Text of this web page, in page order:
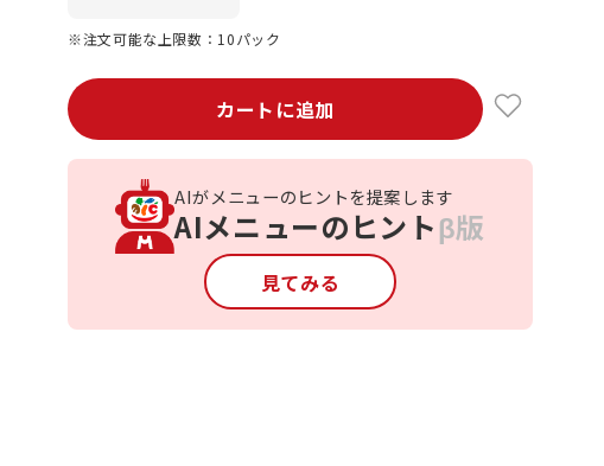
※注文可能な上限数：10パック
カートに追加
AIがメニューのヒントを提案します
AIメニューのヒントβ版
見てみる